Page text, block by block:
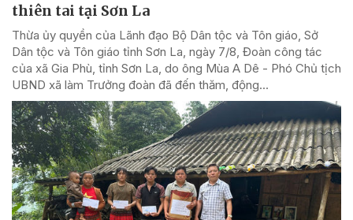
thiên tai tại Sơn La
Thừa ủy quyền của Lãnh đạo Bộ Dân tộc và Tôn giáo, Sở
Dân tộc và Tôn giáo tỉnh Sơn La, ngày 7/8, Đoàn công tác
của xã Gia Phù, tỉnh Sơn La, do ông Mùa A Dê - Phó Chủ tịch
UBND xã làm Trưởng đoàn đã đến thăm, động...